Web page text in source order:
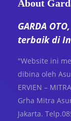
About
GARDA
terbaik di
"Website ini
dibina oleh
ERVIEN –
Grha Mitra
Jakarta.